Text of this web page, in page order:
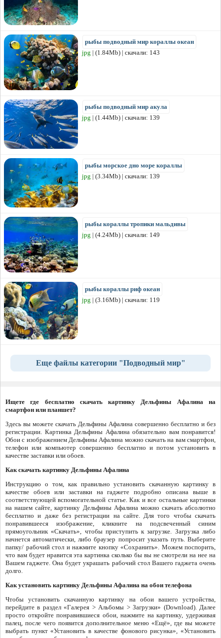
рыбы подводный мир кораллы океан
jpg | (1.84Mb) | скачали: 143
рыбы подводный мир акула
jpg | (1.44Mb) | скачали: 139
рыбы морское дно море кораллы
jpg | (3.34Mb) | скачали: 139
рыбы кораллы тропики мальдивы
jpg | (4.24Mb) | скачали: 149
рыбы кораллы риф океан
jpg | (3.16Mb) | скачали: 119
Еще файлы категории "Подводный мир"
Ищете где бесплатно скачать картинку Дельфины Афалина на
смартфон или планшет?
Здесь вы можете скачать Дельфины Афалина совершенно бесплатно и без
регистрации. Картинка Дельфины Афалина обязательно вам понравится!
Обои с изображением Дельфины Афалина можно скачать на вам смартфон,
телефон или компьютер совершенно бесплатно и потом установить в
качестве заставки или обоев.
Как скачать картинку Дельфины Афалина
Инструкцию о том, как правильно установить скачанную картинку в
качестве обоев или заставки на гаджете подробно описана выше в
соответствующей вспомогательной статье. Как и все остальные картинки
на нашем сайте, картинку Дельфины Афалина можно скачать абсолютно
бесплатно и даже без регистрации на сайте. Для того чтобы скачать
понравившееся изображение, кликните на подсвеченный синим
прямоугольник «Скачать», чтобы приступить к загрузке. Загрузка либо
начнется автоматически, либо браузер попросит указать путь. Выберите
папку/ рабочий стол и нажмите кнопку «Сохранить». Можем поспорить,
что вам будет нравится эта картинка сколько бы вы не смотрели на нее на
Вашем гаджете. Она будет украшать рабочий стол Вашего гаджета очень
долго.
Как установить картинку Дельфины Афалина на обои телефона
Чтобы установить скачанную картинку на обои вашего устройства,
перейдите в раздел «Галерея > Альбомы > Загрузки» (Download). Далее
просто откройте понравившиеся обои, нажмите на картинку, удерживая
палец, после чего появится дополнительное меню «Ещё», где вы можете
выбрать пункт «Установить в качестве фонового рисунка», «Установить